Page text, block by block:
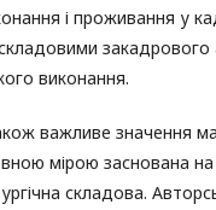
і проживання у
закадрового
виконання.
важливе значення
мірою заснована
складова.